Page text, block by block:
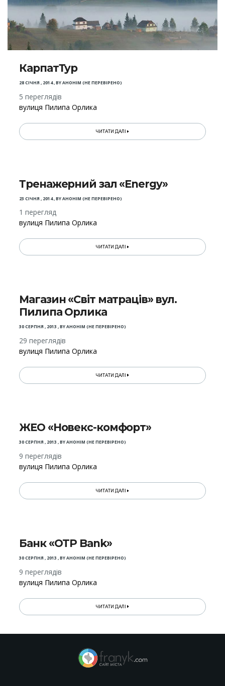
КарпатТур
28 СІЧНЯ , 2014,BYАНОНІМ (НЕ ПЕРЕВІРЕНО)
5 переглядів
вулиця Пилипа Орлика
ЧИТАТИ ДАЛІ
Тренажерний зал «Energy»
23 СІЧНЯ , 2014,BYАНОНІМ (НЕ ПЕРЕВІРЕНО)
1 перегляд
вулиця Пилипа Орлика
ЧИТАТИ ДАЛІ
Магазин «Світ матраців» вул.
Пилипа Орлика
30 СЕРПНЯ , 2013 ,BYАНОНІМ (НЕ ПЕРЕВІРЕНО)
29 переглядів
вулиця Пилипа Орлика
ЧИТАТИ ДАЛІ
ЖЕО «Новекс-комфорт»
30 СЕРПНЯ , 2013 ,BYАНОНІМ (НЕ ПЕРЕВІРЕНО)
9 переглядів
вулиця Пилипа Орлика
ЧИТАТИ ДАЛІ
Банк «OTP Bank»
30 СЕРПНЯ , 2013 ,BYАНОНІМ (НЕ ПЕРЕВІРЕНО)
9 переглядів
вулиця Пилипа Орлика
ЧИТАТИ ДАЛІ